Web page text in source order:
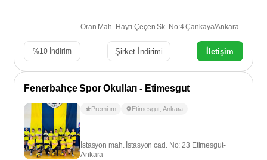
Oran Mah. Hayri Çeçen Sk. No:4 Çankaya/Ankara
%10 İndirim Şirket İndirimi İletişim
Fenerbahçe Spor Okulları - Etimesgut
Premium Etimesgut ,Ankara
İstasyon mah. İstasyon cad. No: 23 Etimesgut-
Ankara